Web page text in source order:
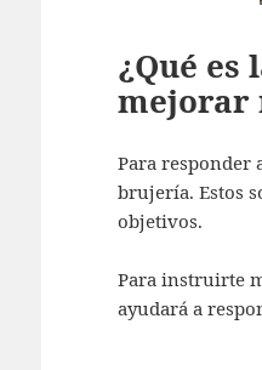
¿Qué
mejorar
Para responder
brujería. Estos
objetivos.
Para instruirte
ayudará a